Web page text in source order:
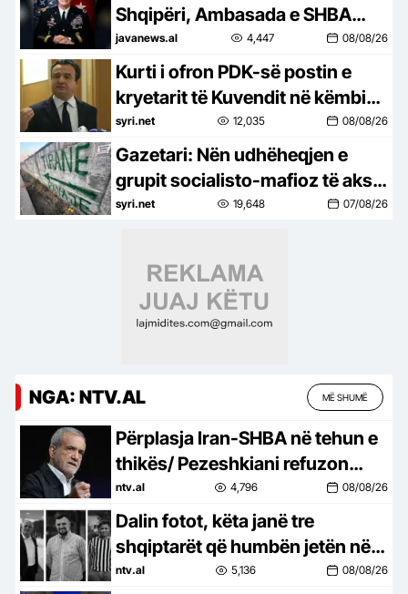
Shqipëri, Ambasada e SHBA
tregon tre prioritetet: Do
mbështesë vizionin e Trump për
një NATO më të fortë, siguri
dhe…!
javanews.al 4,447 08/08/26
Kurti i ofron PDK-së postin e
kryetarit të Kuvendit në këmbim
të votës për presidentin
syri.net 12,035 08/08/26
Gazetari: Nën udhëheqjen e
grupit socialisto-mafioz të aksit
Rrogozhinë-Peqin-Elbasan,
syri.net 19,648 07/08/26
NGA: NTV.AL MË SHUMË
Përplasja Iran-SHBA në tehun e
thikës/ Pezeshkiani refuzon
lëshime për Trump-in
ntv.al 4,796 08/08/26
Dalin fotot, këta janë tre
shqiptarët që humbën jetën në
aksidentin tragjik në Gjermani
ntv.al 5,136 08/08/26